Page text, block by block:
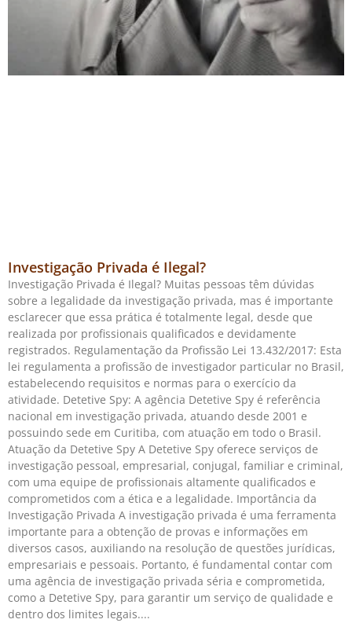
Investigação Privada é Ilegal?
Investigação Privada é Ilegal? Muitas pessoas têm dúvidas
sobre a legalidade da investigação privada, mas é importante
esclarecer que essa prática é totalmente legal, desde que
realizada por profissionais qualificados e devidamente
registrados. Regulamentação da Profissão Lei 13.432/2017: Esta
lei regulamenta a profissão de investigador particular no Brasil,
estabelecendo requisitos e normas para o exercício da
atividade. Detetive Spy: A agência Detetive Spy é referência
nacional em investigação privada, atuando desde 2001 e
possuindo sede em Curitiba, com atuação em todo o Brasil.
Atuação da Detetive Spy A Detetive Spy oferece serviços de
investigação pessoal, empresarial, conjugal, familiar e criminal,
com uma equipe de profissionais altamente qualificados e
comprometidos com a ética e a legalidade. Importância da
Investigação Privada A investigação privada é uma ferramenta
importante para a obtenção de provas e informações em
diversos casos, auxiliando na resolução de questões jurídicas,
empresariais e pessoais. Portanto, é fundamental contar com
uma agência de investigação privada séria e comprometida,
como a Detetive Spy, para garantir um serviço de qualidade e
dentro dos limites legais.